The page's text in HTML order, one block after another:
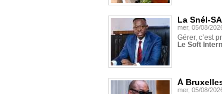
La Snél-
mer, 05/08/
Gérer, c’est
Le Soft
À
mer, 05/08/